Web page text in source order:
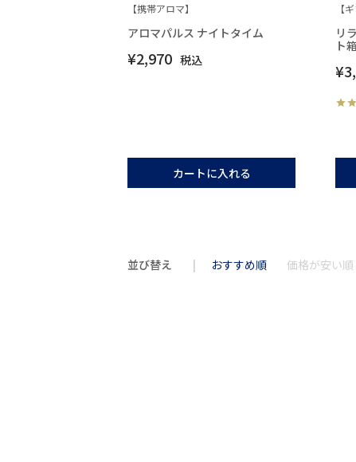
【携帯アロマ】
アロマパルス ナイトタイム
¥2,970 税込
カートに入れる
【
リ
ト
¥
並び替え おすすめ順 価格が安い順